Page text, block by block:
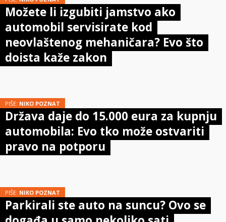
Možete li izgubiti jamstvo ako
automobil servisirate kod
neovlaštenog mehaničara? Evo što
doista kaže zakon
PIŠE: NIKO POZNAT
Država daje do 15.000 eura za kupnju
automobila: Evo tko može ostvariti
pravo na potporu
PIŠE: NIKO POZNAT
Parkirali ste auto na suncu? Ovo se